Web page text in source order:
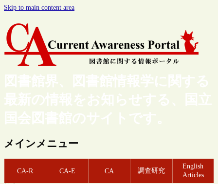
Skip to main content area
図書館界、図書館情報学に関する
最新の情報をお知らせする、国立
国会図書館のサイトです。
メインメニュー
CA-R CA-E CA 調査研究
English
Articles